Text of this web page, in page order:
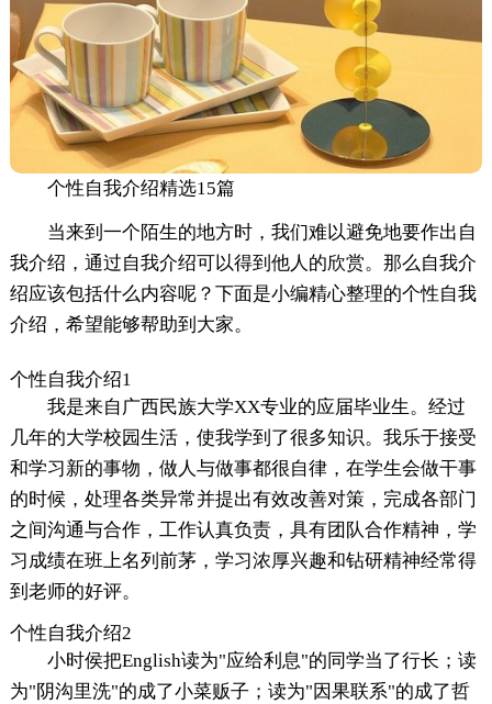
个性自我介绍精选15篇
当来到一个陌生的地方时，我们难以避免地要作出自
我介绍，通过自我介绍可以得到他人的欣赏。那么自我介
绍应该包括什么内容呢？下面是小编精心整理的个性自我
介绍，希望能够帮助到大家。
个性自我介绍1
我是来自广西民族大学XX专业的应届毕业生。经过
几年的大学校园生活，使我学到了很多知识。我乐于接受
和学习新的事物，做人与做事都很自律，在学生会做干事
的时候，处理各类异常并提出有效改善对策，完成各部门
之间沟通与合作，工作认真负责，具有团队合作精神，学
习成绩在班上名列前茅，学习浓厚兴趣和钻研精神经常得
到老师的好评。
个性自我介绍2
小时侯把English读为"应给利息"的同学当了行长；读
为"阴沟里洗"的成了小菜贩子；读为"因果联系"的成了哲